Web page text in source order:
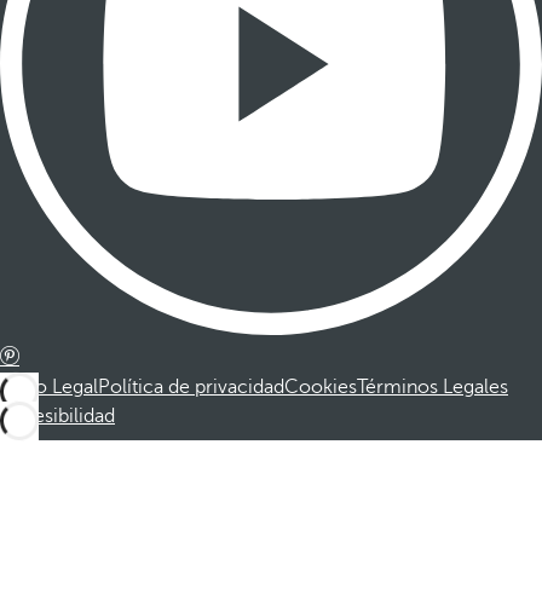
Aviso LegalPolítica de privacidadCookiesTérminos Legales
Accesibilidad